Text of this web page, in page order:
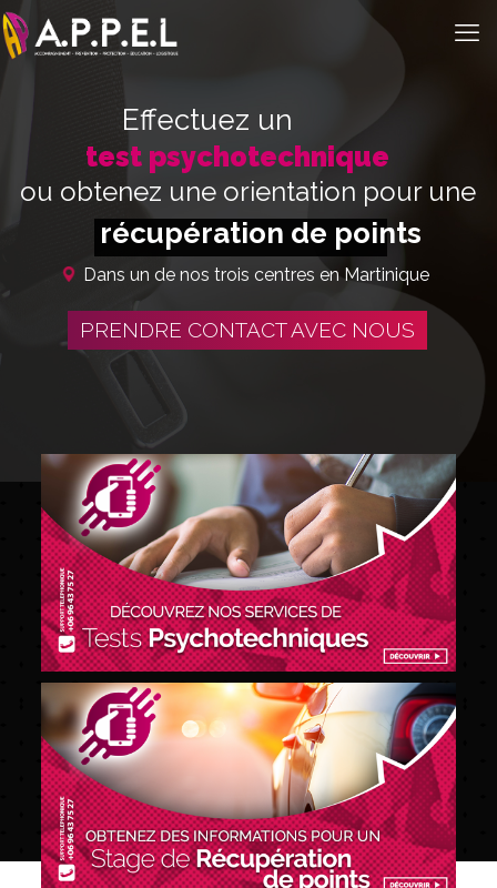
récupération de points
Dans un de nos trois centres en Martinique
test psychotechnique
PRENDRE CONTACT AVEC NOUS
ou obtenez une orientation pour une
Effectuez un